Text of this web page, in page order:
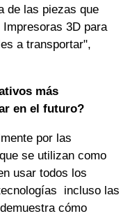
de las piezas que
3D para
a transportar",
más
en el futuro?
por las
se utilizan como
usar todos los
incluso las
cómo